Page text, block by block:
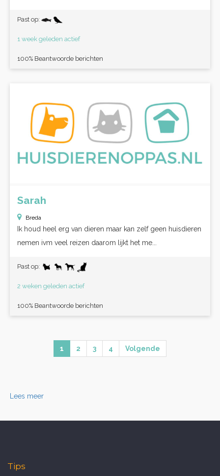
Past op:
1 week geleden actief
100% Beantwoorde berichten
Sarah
Breda
Ik houd heel erg van dieren maar kan zelf geen huisdieren
nemen ivm veel reizen daarom lijkt het me...
Past op:
2 weken geleden actief
100% Beantwoorde berichten
1 2 3 4 Volgende
Lees meer
Tips